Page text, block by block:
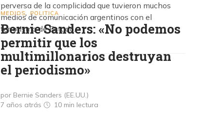
perversa de la complicidad que tuvieron muchos
medios de comunicación argentinos con el
terrorismo de Estado.
MEDIOS POLITICA
Bernie Sanders: «No podemos
permitir que los
multimillonarios destruyan
el periodismo»
por Bernie Sanders (EE.UU.)
7 años atrás
10 min lectura